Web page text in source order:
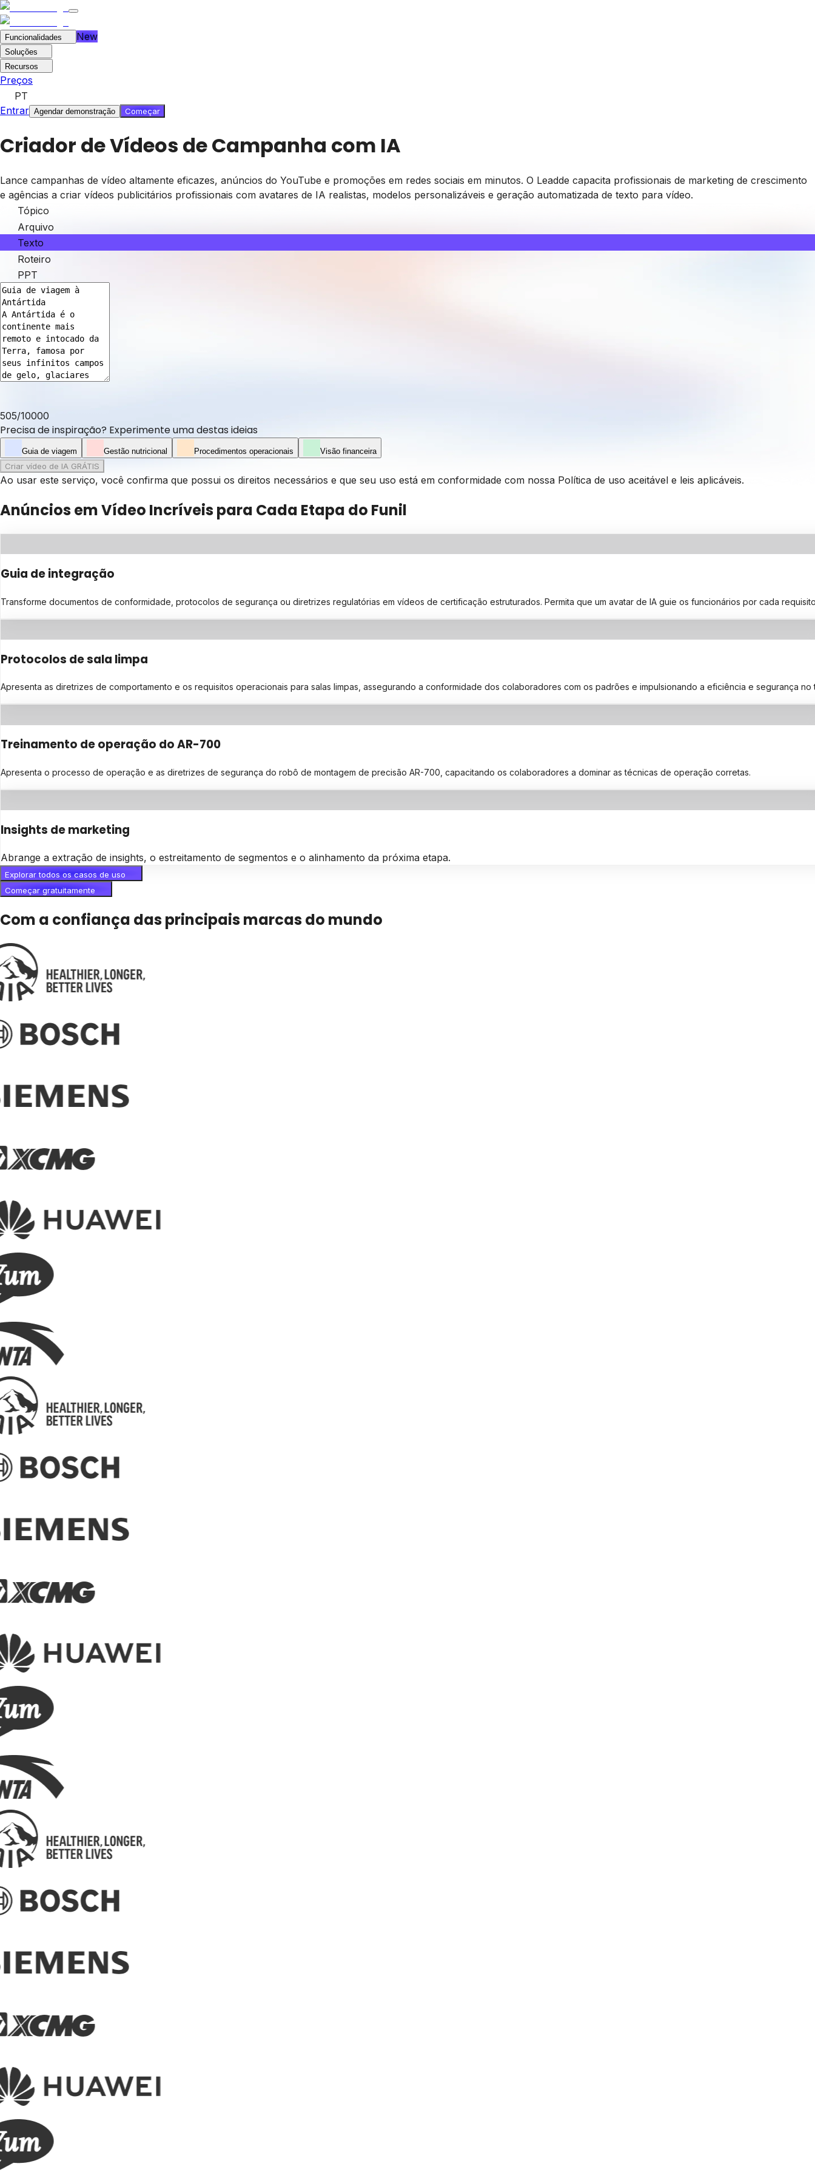
Funcionalidades New
Soluções
Recursos
Preços
PT
Entrar Agendar demonstração Começar
Criador de Vídeos de Campanha com IA
Lance campanhas de vídeo altamente eficazes, anúncios do YouTube e promoções em redes sociais em minutos. O Leadde capacita profissionais de marketing de crescimento
e agências a criar vídeos publicitários profissionais com avatares de IA realistas, modelos personalizáveis e geração automatizada de texto para vídeo.
Tópico
Arquivo
Texto
Roteiro
PPT
505/10000
Precisa de inspiração? Experimente uma destas ideias
Guia de viagem Gestão nutricional Procedimentos operacionais Visão financeira
Criar vídeo de IA GRÁTIS
Ao usar este serviço, você confirma que possui os direitos necessários e que seu uso está em conformidade com nossa Política de uso aceitável e leis aplicáveis.
Anúncios em Vídeo Incríveis para Cada Etapa do Funil
Guia de integração
Transforme documentos de conformidade, protocolos de segurança ou diretrizes regulatórias em vídeos de certificação estruturados. Permita que um avatar de IA guie os funcionários por cada
Protocolos de sala limpa
Apresenta as diretrizes de comportamento e os requisitos operacionais para salas limpas, assegurando a conformidade dos colaboradores com os padrões e impulsionando a eficiência e segurança no
Treinamento de operação do AR-700
Apresenta o processo de operação e as diretrizes de segurança do robô de montagem de precisão AR-700, capacitando os colaboradores a dominar as técnicas de operação corretas.
Insights de marketing
Abrange a extração de insights, o estreitamento de segmentos e o alinhamento da próxima etapa.
Explorar todos os casos de uso
Começar gratuitamente
Com a confiança das principais marcas do mundo